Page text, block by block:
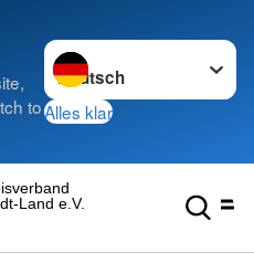
to
Sprache wechseln zu
Alles klar
Land e.V.